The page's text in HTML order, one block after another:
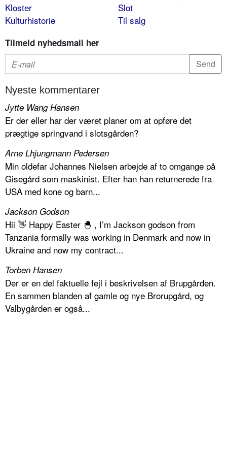
Kloster
Kulturhistorie
Slot
Til salg
Tilmeld nyhedsmail her
Nyeste kommentarer
Jytte Wang Hansen
Er der eller har der været planer om at opføre det
prægtige springvand i slotsgården?
Arne Lhjungmann Pedersen
Min oldefar Johannes Nielsen arbejde af to omgange på
Gisegård som maskinist. Efter han han returnerede fra
USA med kone og barn...
Jackson Godson
Hii 👋 Happy Easter 🐣 , I’m Jackson godson from
Tanzania formally was working in Denmark and now in
Ukraine and now my contract...
Torben Hansen
Der er en del faktuelle fejl i beskrivelsen af Brupgården.
En sammen blanden af gamle og nye Brorupgård, og
Valbygården er også...